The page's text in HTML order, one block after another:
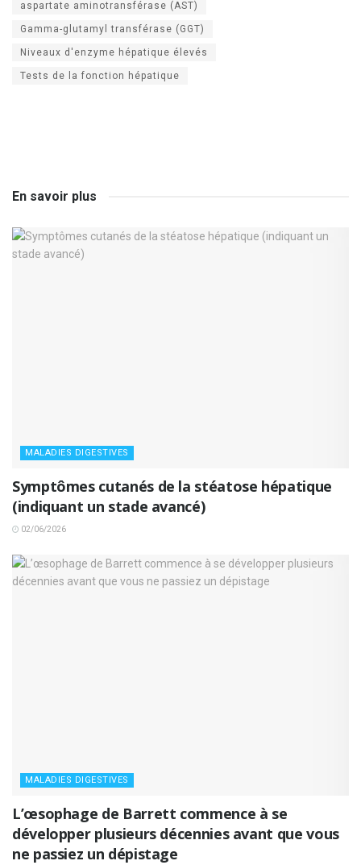
aspartate aminotransférase (AST)
Gamma-glutamyl transférase (GGT)
Niveaux d'enzyme hépatique élevés
Tests de la fonction hépatique
En savoir plus
MALADIES DIGESTIVES
Symptômes cutanés de la stéatose hépatique
(indiquant un stade avancé)
02/06/2026
MALADIES DIGESTIVES
L’œsophage de Barrett commence à se
développer plusieurs décennies avant que vous
ne passiez un dépistage